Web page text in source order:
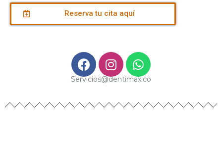
Reserva tu cita aquí
Servicios@dentimax.co